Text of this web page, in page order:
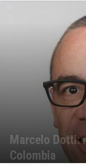
Marcelo Dotti:
Colombia